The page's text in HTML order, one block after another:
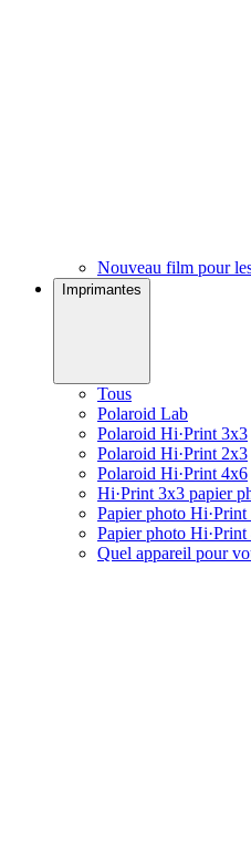
Nouveau film pour
Imprimantes
Tous
Polaroid Lab
Polaroid Hi·Print 3x3
Polaroid Hi·Print 2x3
Polaroid Hi·Print 4x6
Hi·Print 3x3 papier
Papier photo
Papier photo
Quel appareil pour